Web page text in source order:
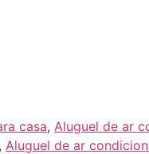
casa, Aluguel de ar
, Aluguel de ar